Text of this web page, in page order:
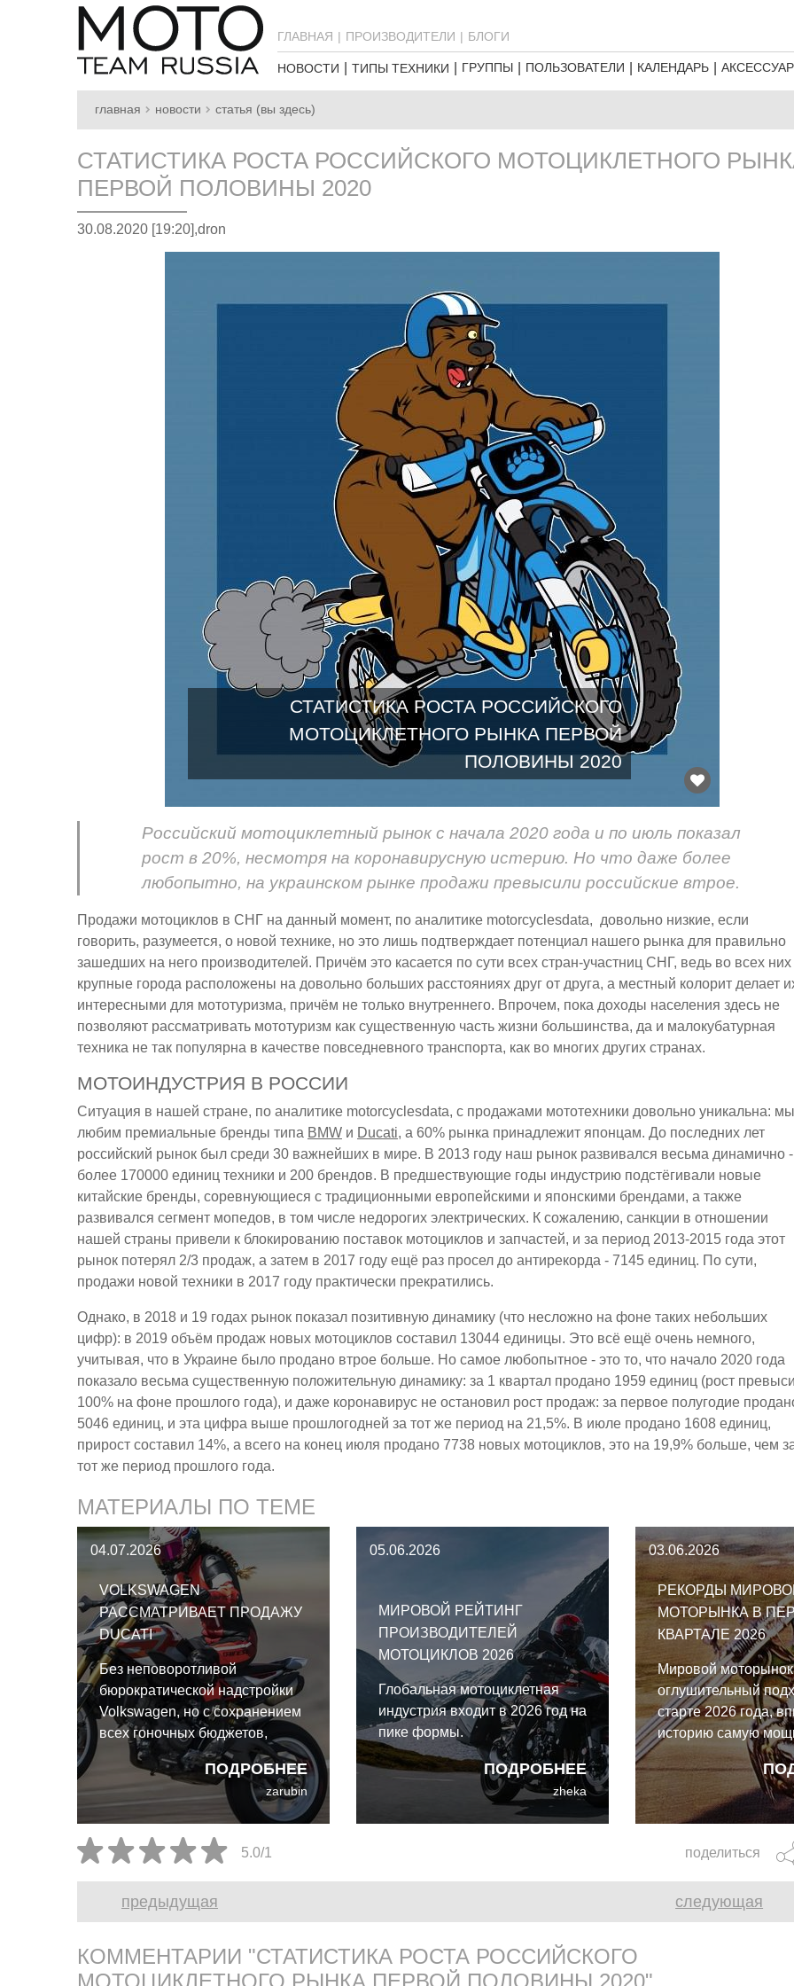
ГЛАВНАЯ ПРОИЗВОДИТЕЛИ БЛОГИ
НОВОСТИ ТИПЫ ТЕХНИКИ ГРУППЫ ПОЛЬЗОВАТЕЛИ КАЛЕНДАРЬ
главная новости статья (вы здесь)
СТАТИСТИКА РОСТА РОССИЙСКОГО МОТОЦИКЛЕТНОГО
ПЕРВОЙ ПОЛОВИНЫ 2020
30.08.2020 [19:20],dron
СТАТИСТИКА РОСТА РОССИЙСКОГО
МОТОЦИКЛЕТНОГО РЫНКА ПЕРВОЙ
ПОЛОВИНЫ 2020
Российский мотоциклетный рынок с начала 2020 года и по июль показал
рост в 20%, несмотря на коронавирусную истерию. Но что даже более
любопытно, на украинском рынке продажи превысили российские втрое.
Продажи мотоциклов в СНГ на данный момент, по аналитике motorcyclesdata, довольно низкие, если
говорить, разумеется, о новой технике, но это лишь подтверждает потенциал нашего рынка для правильно
зашедших на него производителей. Причём это касается по сути всех стран-участниц СНГ, ведь во всех них
крупные города расположены на довольно больших расстояниях друг от друга, а местный колорит делает
интересными для мототуризма, причём не только внутреннего. Впрочем, пока доходы населения здесь не
позволяют рассматривать мототуризм как существенную часть жизни большинства, да и малокубатурная
техника не так популярна в качестве повседневного транспорта, как во многих других странах.
МОТОИНДУСТРИЯ В РОССИИ
Ситуация в нашей стране, по аналитике motorcyclesdata, с продажами мототехники довольно уникальна: мы
любим премиальные бренды типа BMW и Ducati, а 60% рынка принадлежит японцам. До последних лет
российский рынок был среди 30 важнейших в мире. В 2013 году наш рынок развивался весьма динамично -
более 170000 единиц техники и 200 брендов. В предшествующие годы индустрию подстёгивали новые
китайские бренды, соревнующиеся с традиционными европейскими и японскими брендами, а также
развивался сегмент мопедов, в том числе недорогих электрических. К сожалению, санкции в отношении
нашей страны привели к блокированию поставок мотоциклов и запчастей, и за период 2013-2015 года этот
рынок потерял 2/3 продаж, а затем в 2017 году ещё раз просел до антирекорда - 7145 единиц. По сути,
продажи новой техники в 2017 году практически прекратились.
Однако, в 2018 и 19 годах рынок показал позитивную динамику (что несложно на фоне таких небольших
цифр): в 2019 объём продаж новых мотоциклов составил 13044 единицы. Это всё ещё очень немного,
учитывая, что в Украине было продано втрое больше. Но самое любопытное - это то, что начало 2020 года
показало весьма существенную положительную динамику: за 1 квартал продано 1959 единиц (рост
100% на фоне прошлого года), и даже коронавирус не остановил рост продаж: за первое полугодие
5046 единиц, и эта цифра выше прошлогодней за тот же период на 21,5%. В июле продано 1608 единиц,
прирост составил 14%, а всего на конец июля продано 7738 новых мотоциклов, это на 19,9% больше, чем
тот же период прошлого года.
МАТЕРИАЛЫ ПО ТЕМЕ
04.07.2026
VOLKSWAGEN
РАССМАТРИВАЕТ ПРОДАЖУ
DUCATI
ПОДРОБНЕЕ
Без неповоротливой
бюрократической надстройки
Volkswagen, но с сохранением
всех гоночных бюджетов,
Ducati вполне способна
расцвести как независимый
игрок.
zarubin
05.06.2026
МИРОВОЙ РЕЙТИНГ
ПРОИЗВОДИТЕЛЕЙ
МОТОЦИКЛОВ 2026
ПОДРОБНЕЕ
Глобальная мотоциклетная
индустрия входит в 2026 год на
пике формы.
zheka
03.06.2026
РЕКОРДЫ
МОТОРЫНКА В
КВАРТАЛЕ 2026
Мировой моторынок
оглушительный
старте 2026 года,
историю самую
четверть за всё
наблюдений. За
месяца по всей
зарегистрировано
миллиона новых
что означает
двузначный рост на
5.0/1 поделиться
предыдущая следующая
КОММЕНТАРИИ "СТАТИСТИКА РОСТА РОССИЙСКОГО
МОТОЦИКЛЕТНОГО РЫНКА ПЕРВОЙ ПОЛОВИНЫ 2020"